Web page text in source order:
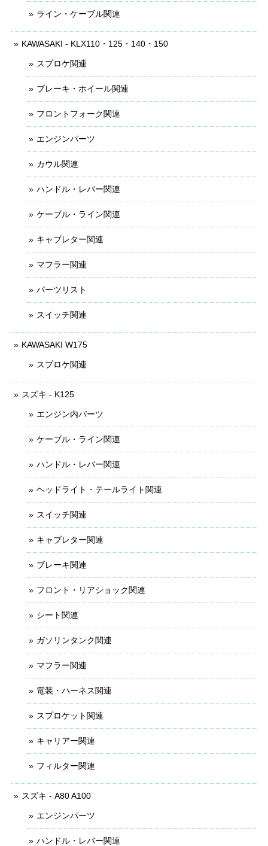
ライン・ケーブル関連
KAWASAKI - KLX110・125・140・150
スプロケ関連
ブレーキ・ホイール関連
フロントフォーク関連
エンジンパーツ
カウル関連
ハンドル・レバー関連
ケーブル・ライン関連
キャブレター関連
マフラー関連
パーツリスト
スイッチ関連
KAWASAKI W175
スプロケ関連
スズキ - K125
エンジン内パーツ
ケーブル・ライン関連
ハンドル・レバー関連
ヘッドライト・テールライト関連
スイッチ関連
キャブレター関連
ブレーキ関連
フロント・リアショック関連
シート関連
ガソリンタンク関連
マフラー関連
電装・ハーネス関連
スプロケット関連
キャリアー関連
フィルター関連
スズキ - A80 A100
エンジンパーツ
ハンドル・レバー関連